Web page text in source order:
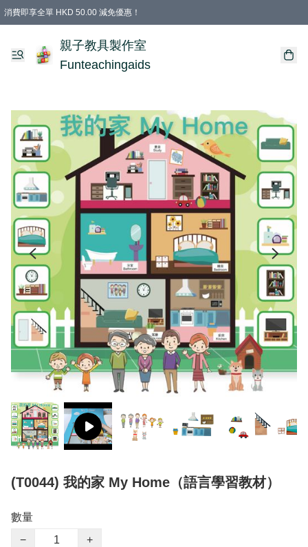
消費即享全單 HKD 50.00 減免優惠！
購物滿 HKD 699.00即享免運費優惠！（適用於 特定的送貨方式 )
凡購物滿HKD 699.00，即享免費禮品
親子教具製作室
Funteachingaids
(T0044) 我的家 My Home（語言學習教材）
數量
−
+